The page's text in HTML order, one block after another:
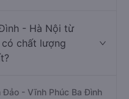
- Hà Nội từ
chất lượng
Đảo - Vĩnh Phúc Ba Đình